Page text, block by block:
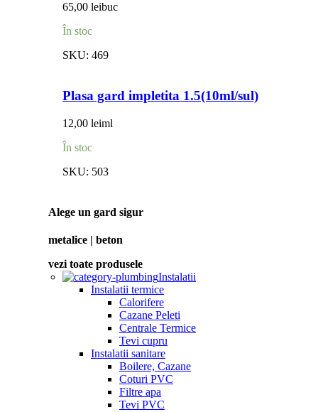
65,00 leibuc
În stoc
SKU: 469
Plasa gard impletita 1.5(10ml/sul)
12,00 leiml
În stoc
SKU: 503
Alege un gard sigur
metalice | beton
vezi toate produsele
Instalatii
Instalatii termice
Calorifere
Cazane Peleti
Centrale Termice
Tevi cupru
Instalatii sanitare
Boilere, Cazane
Coturi PVC
Filtre apa
Tevi PVC